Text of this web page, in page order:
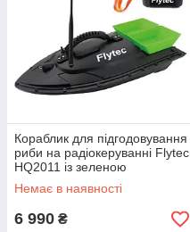
Кораблик для підгодовування
риби на радіокеруванні Flytec
HQ2011 із зеленою
годівницею Love&Life -online-
multimarket-
Немає в наявності
6 990 ₴